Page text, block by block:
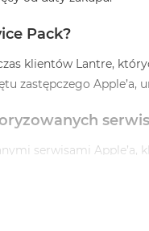
Pack?
klientów Lantre,
zastępczego
serwisami